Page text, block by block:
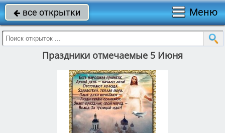
 все открытки Меню
Праздники отмечаемые 5 Июня